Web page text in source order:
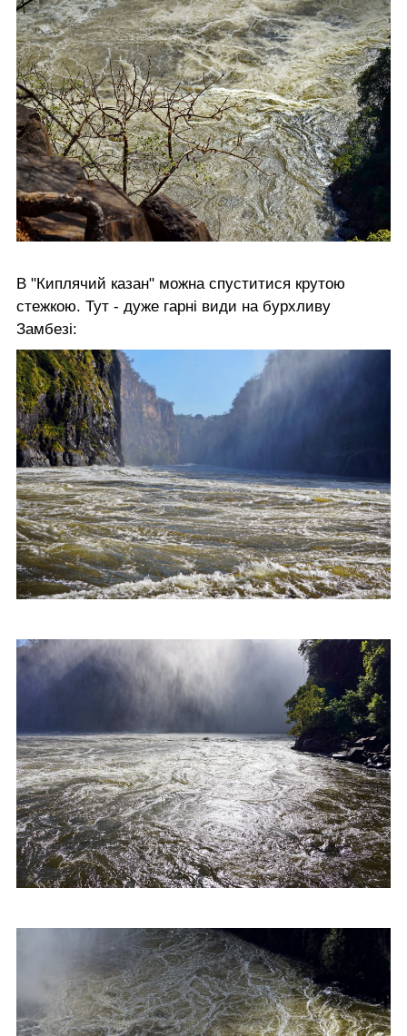
В "Киплячий казан" можна спуститися крутою
стежкою. Тут - дуже гарні види на бурхливу
Замбезі: